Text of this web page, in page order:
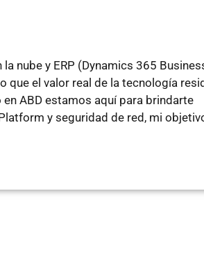
nube y ERP (Dynamics 365
que el valor real de la tecnología
ABD estamos aquí para brindarte
y seguridad de red, mi